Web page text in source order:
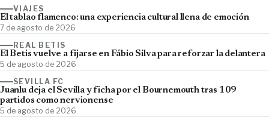
VIAJES
El tablao flamenco: una experiencia cultural llena de emoción
7 de agosto de 2026
REAL BETIS
El Betis vuelve a fijarse en Fábio Silva para reforzar la delantera
5 de agosto de 2026
SEVILLA FC
Juanlu deja el Sevilla y ficha por el Bournemouth tras 109
partidos como nervionense
5 de agosto de 2026